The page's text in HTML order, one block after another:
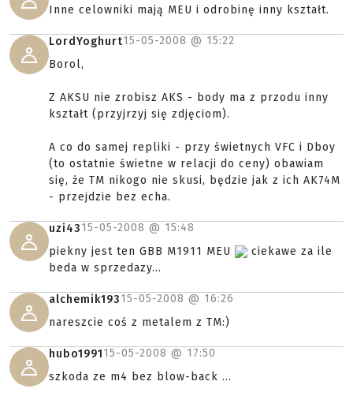
Inne celowniki mają MEU i odrobinę inny kształt.
LordYoghurt15-05-2008 @ 15:22
Borol,
Z AKSU nie zrobisz AKS - body ma z przodu inny
kształt (przyjrzyj się zdjęciom).
A co do samej repliki - przy świetnych VFC i Dboy
(to ostatnie świetne w relacji do ceny) obawiam
się, że TM nikogo nie skusi, będzie jak z ich AK74M
- przejdzie bez echa.
uzi4315-05-2008 @ 15:48
piekny jest ten GBB M1911 MEU
ciekawe za ile
beda w sprzedazy...
alchemik19315-05-2008 @ 16:26
nareszcie coś z metalem z TM:)
hubo199115-05-2008 @ 17:50
szkoda ze m4 bez blow-back ...